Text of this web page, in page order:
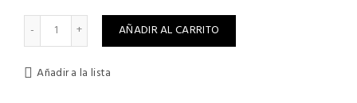
K18 PEPTIDE PREP SHAMPOO DETOX 250 ML cantidad
AÑADIR AL CARRITO
Añadir a la lista